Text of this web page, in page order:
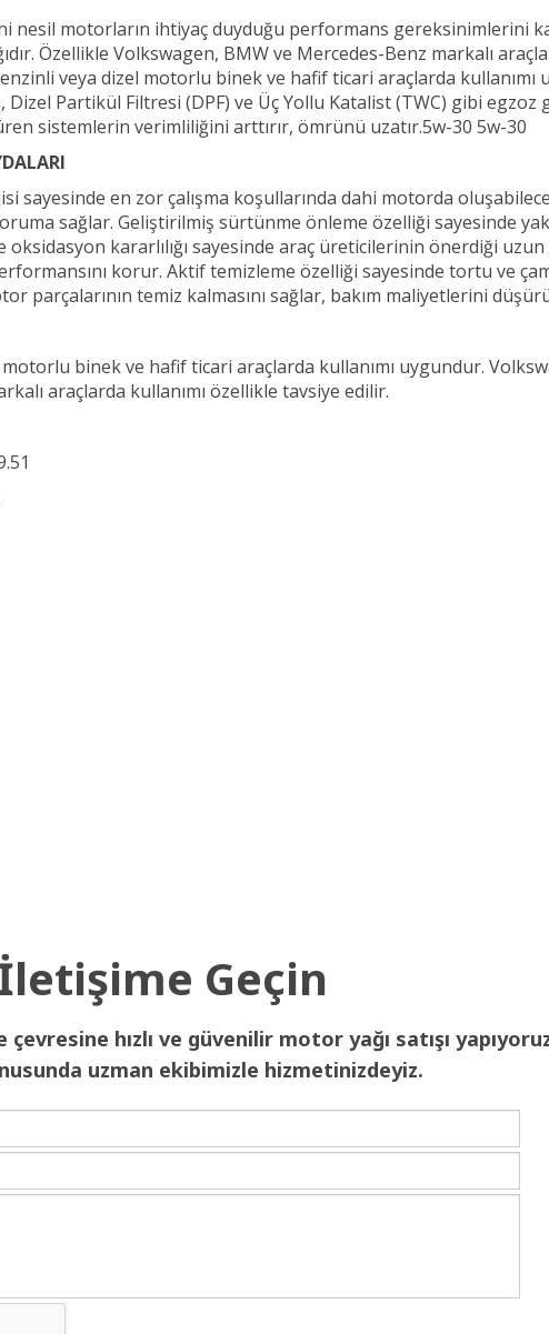
nesil motorların ihtiyaç duyduğu performans gereksinimlerini
Özellikle Volkswagen, BMW ve Mercedes-Benz markalı
veya dizel motorlu binek ve hafif ticari araçlarda kullanımı
Partikül Filtresi (DPF) ve Üç Yollu Katalist (TWC) gibi egzoz
sistemlerin verimliliğini arttırır, ömrünü uzatır.5w-30 5w-30
sayesinde en zor çalışma koşullarında dahi motorda
sağlar. Geliştirilmiş sürtünme önleme özelliği sayesinde
oksidasyon kararlılığı sayesinde araç üreticilerinin önerdiği
korur. Aktif temizleme özelliği sayesinde tortu ve
parçalarının temiz kalmasını sağlar, bakım maliyetlerini
binek ve hafif ticari araçlarda kullanımı uygundur.
araçlarda kullanımı özellikle tavsiye edilir.
Geçin
hızlı ve güvenilir motor yağı satışı
uzman ekibimizle hizmetinizdeyiz.